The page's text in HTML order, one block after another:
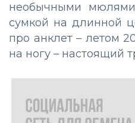
необычными
сумкой на длинной
про анклет – летом
на ногу – настоящий